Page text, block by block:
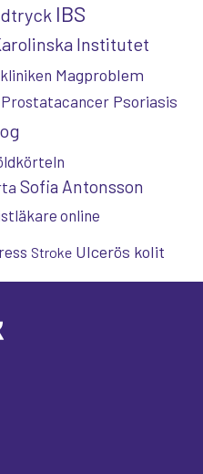
IBS
Institutet
Magproblem
Prostatacancer Psoriasis
Sofia Antonsson
online
Stroke Ulcerös kolit